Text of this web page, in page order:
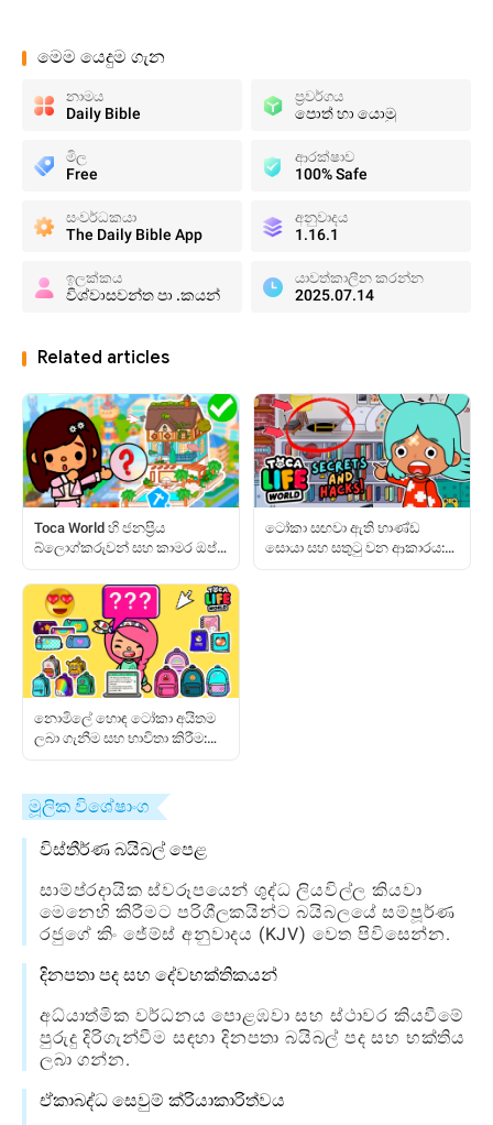
මෙම යෙදුම ගැන
නාමය
Daily Bible
ප්‍රවර්ගය
පොත් හා යොමු
මිල
Free
ආරක්ෂාව
100% Safe
සංවර්ධකයා
The Daily Bible App
අනුවාදය
1.16.1
ඉලක්කය
විශ්වාසවන්ත පා .කයන්
යාවත්කාලීන කරන්න
2025.07.14
Related articles
Toca World හි ජනප්‍රිය
බ්ලොග්කරුවන් සහ කාමර ඔප්පු
ටෝකා සඟවා ඇති භාණ්ඩ
සොයා සහ සතුටු වන ආකාරය:
නොමිලේ හොඳ ටෝකා අයිතම
ලබා ගැනීම සහ භාවිතා කිරීම:
මූලික විශේෂාංග
විස්තීර්ණ බයිබල් පෙළ
සාම්ප්රදායික ස්වරූපයෙන් ශුද්ධ ලියවිල්ල කියවා
මෙනෙහි කිරීමට පරිශීලකයින්ට බයිබලයේ සම්පූර්ණ
රජුගේ කිං ජේම්ස් අනුවාදය (KJV) වෙත පිවිසෙන්න.
දිනපතා පද සහ දේවභක්තිකයන්
අධ්යාත්මික වර්ධනය පොළඹවා සහ ස්ථාවර කියවීමේ
පුරුදු දිරිගැන්වීම සඳහා දිනපතා බයිබල් පද සහ භක්තිය
ලබා ගන්න.
ඒකාබද්ධ සෙවුම් ක්රියාකාරිත්වය